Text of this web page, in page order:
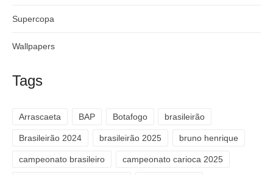
Supercopa
Wallpapers
Tags
Arrascaeta BAP Botafogo brasileirão
Brasileirão 2024 brasileirão 2025 bruno henrique
campeonato brasileiro campeonato carioca 2025